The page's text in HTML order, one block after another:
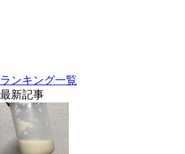
ランキング一覧
最新記事